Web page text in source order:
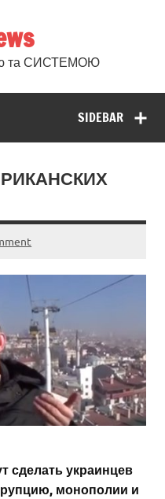
та СИСТЕМОЮ
SIDEBAR
сделать украинцев
монополии и